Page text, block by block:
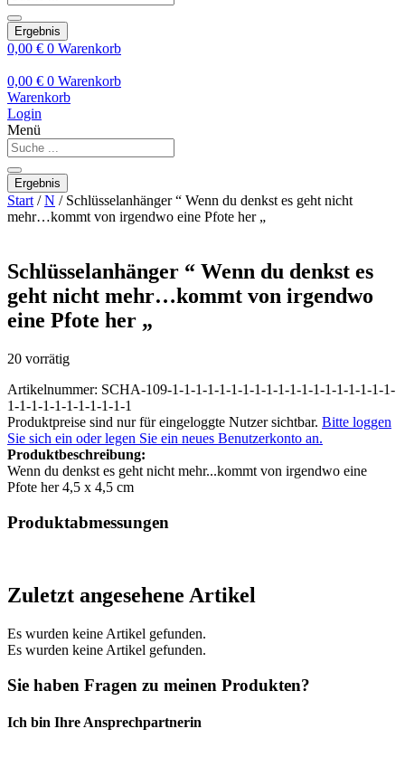
...
Ergebnis
0,00 € 0 Warenkorb
0,00 € 0 Warenkorb
Warenkorb
Login
Menü
Search
...
Ergebnis
Start /N / Schlüsselanhänger “ Wenn du denkst es geht nicht
mehr…kommt von irgendwo eine Pfote her „
Schlüsselanhänger “ Wenn du denkst es
geht nicht mehr…kommt von irgendwo
eine Pfote her „
20 vorrätig
Artikelnummer: SCHA-109-1-1-1-1-1-1-1-1-1-1-1-1-1-1-1-1-1-1-1-
1-1-1-1-1-1-1-1-1-1-1
Produktpreise sind nur für eingeloggte Nutzer sichtbar. Bitte loggen
Sie sich ein oder legen Sie ein neues Benutzerkonto an.
Produktbeschreibung:
Wenn du denkst es geht nicht mehr...kommt von irgendwo eine
Pfote her 4,5 x 4,5 cm
Produktabmessungen
Zuletzt angesehene Artikel
Es wurden keine Artikel gefunden.
Es wurden keine Artikel gefunden.
Sie haben Fragen zu meinen Produkten?
Ich bin Ihre Ansprechpartnerin